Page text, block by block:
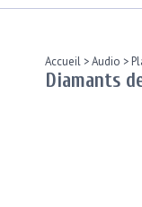
Accueil >Audio >
Diamants